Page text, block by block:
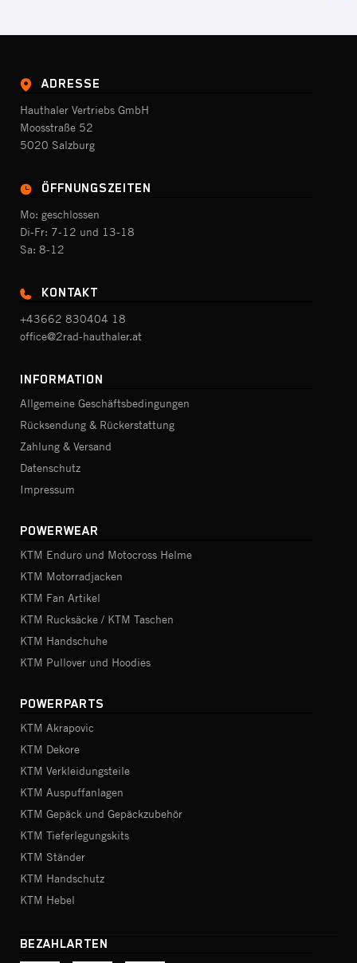
ADRESSE
Hauthaler Vertriebs GmbH
Moosstraße 52
5020 Salzburg
ÖFFNUNGSZEITEN
Mo: geschlossen
Di-Fr: 7-12 und 13-18
Sa: 8-12
KONTAKT
+43662 830404 18
office@2rad-hauthaler.at
INFORMATION
Allgemeine Geschäftsbedingungen
Rücksendung & Rückerstattung
Zahlung & Versand
Datenschutz
Impressum
POWERWEAR
KTM Enduro und Motocross Helme
KTM Motorradjacken
KTM Fan Artikel
KTM Rucksäcke / KTM Taschen
KTM Handschuhe
KTM Pullover und Hoodies
POWERPARTS
KTM Akrapovic
KTM Dekore
KTM Verkleidungsteile
KTM Auspuffanlagen
KTM Gepäck und Gepäckzubehör
KTM Tieferlegungskits
KTM Ständer
KTM Handschutz
KTM Hebel
BEZAHLARTEN